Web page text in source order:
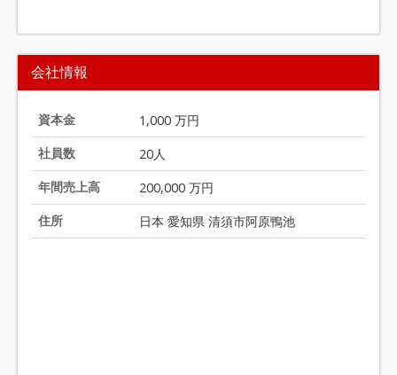
I
t
e
m
1
o
f
2
0
会社情報
資本金
1,000 万円
社員数
20人
年間売上高
200,000 万円
住所
日本 愛知県 清須市阿原鴨池